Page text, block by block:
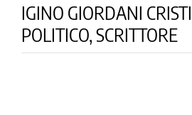
IGINO GIORDANI
POLITICO, SCRITTORE